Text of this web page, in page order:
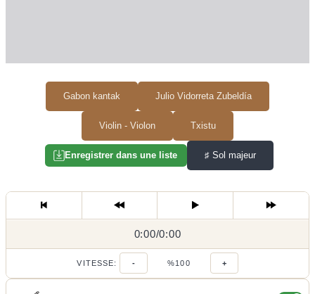
Gabon kantak Julio Vidorreta Zubeldía
Violin - Violon Txistu
Enregistrer dans une liste ♯ Sol majeur
0:00/
0:00/0:00
VITESSE: - %100 +